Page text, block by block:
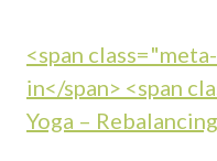
<span
in</span> <span
Yoga –